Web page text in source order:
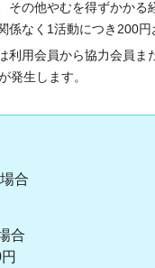
の他やむを得ずかか
係なく1活動につき200円
用会員から協力会員ま
発生します。
合
合